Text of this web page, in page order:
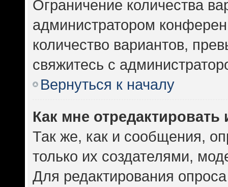
Ограничение количества
администратором
количество вариантов,
свяжитесь с
Вернуться к началу
Как мне
Так же, как и сообщения,
только их создателями,
Для редактирования